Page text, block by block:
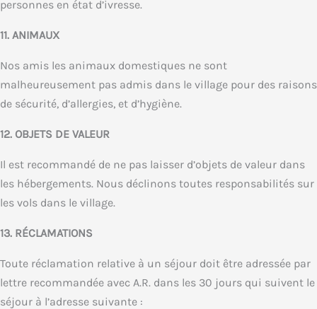
personnes en état d’ivresse.
11. ANIMAUX
Nos amis les animaux domestiques ne sont
malheureusement pas admis dans le village pour des raisons
de sécurité, d’allergies, et d’hygiène.
12. OBJETS DE VALEUR
Il est recommandé de ne pas laisser d’objets de valeur dans
les hébergements. Nous déclinons toutes responsabilités sur
les vols dans le village.
13. RÉCLAMATIONS
Toute réclamation relative à un séjour doit être adressée par
lettre recommandée avec A.R. dans les 30 jours qui suivent le
séjour à l’adresse suivante :